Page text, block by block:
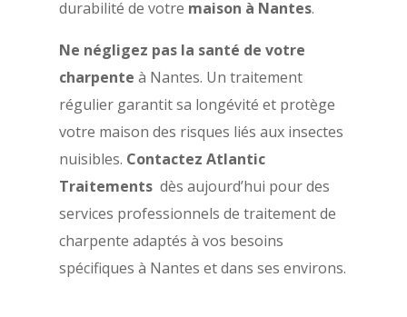
durabilité de votre maison à Nantes.
Ne négligez pas la santé de votre
charpente à Nantes. Un traitement
régulier garantit sa longévité et protège
votre maison des risques liés aux insectes
nuisibles. Contactez Atlantic
Traitements dès aujourd’hui pour des
services professionnels de traitement de
charpente adaptés à vos besoins
spécifiques à Nantes et dans ses environs.